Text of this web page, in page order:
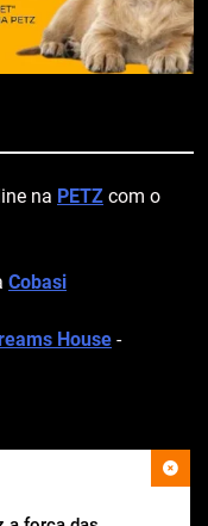
na PETZ com o
Cobasi
House -